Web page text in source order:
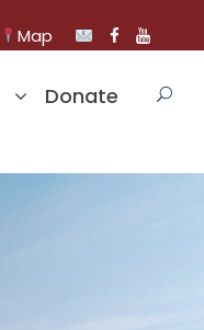
Map
Donate